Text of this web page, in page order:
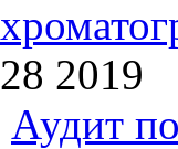
28 2019
Аудит